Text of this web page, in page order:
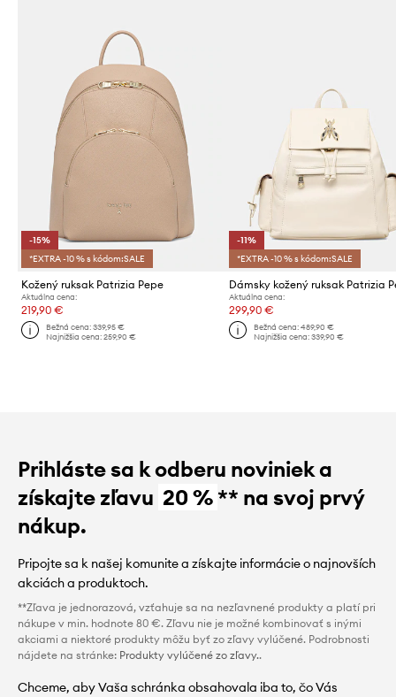
-15%
*EXTRA -10 % s kódom:SALE
Kožený ruksak Patrizia Pepe
Aktuálna cena:
219,90 €
Bežná cena:339,95 €
Najnižšia cena:259,90 €
-11%
*EXTRA -10 % s kódom:SALE
Dámsky kožený ruksak Patrizia
Aktuálna cena:
299,90 €
Bežná cena: 489,90 €
Najnižšia cena: 339,90 €
Prihláste sa k odberu noviniek a
získajte zľavu 20 %** na svoj prvý
nákup.
Pripojte sa k našej komunite a získajte informácie o najnovších
akciách a produktoch.
**Zľava je jednorazová, vzťahuje sa na nezľavnené produkty a platí pri
nákupe v min. hodnote 80 €. Zľavu nie je možné kombinovať s inými
akciami a niektoré produkty môžu byť zo zľavy vylúčené. Podrobnosti
nájdete na stránke: Produkty vylúčené zo zľavy..
Chceme, aby Vaša schránka obsahovala iba to, čo Vás